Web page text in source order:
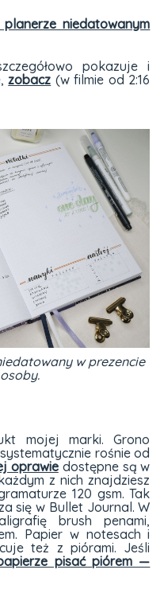
niedatowanym
pokazuje i
zobacz (w filmie od 2:16
w prezencie
mojej marki. Grono
rośnie od
oprawiedostępne są w
z nich znajdziesz
120 gsm. Tak
się w Bullet Journal. W
brush penami,
Papier w notesach i
też z piórami. Jeśli
pisać piórem —